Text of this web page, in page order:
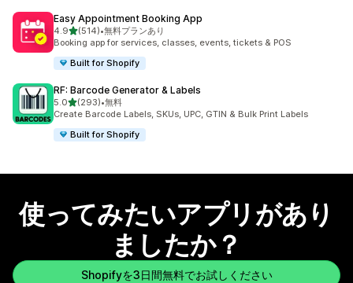
Easy Appointment Booking App
4.95つ星中
(514)
合計レビュー数：514件
•無料プランあり
Booking app for services, classes, events, tickets & POS
Built for Shopify
RF: Barcode Generator & Labels
5.05つ星中
(293)
合計レビュー数：293件
•無料
Create Barcode Labels, SKUs, UPC, GTIN & Bulk Print Labels
Built for Shopify
使ってみたいアプリがあり
ましたか？
Shopifyを3日間無料でお試しください